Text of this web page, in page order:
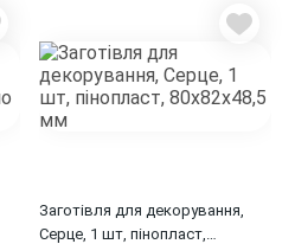
Заготівля для декорування,
Серце, 1 шт, пінопласт,